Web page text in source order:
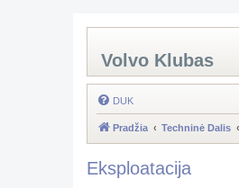
Volvo Klubas
DUK
Pradžia Techninė Dalis
Eksploatacija